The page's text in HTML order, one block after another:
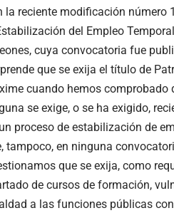
la reciente modificación número
del Empleo
cuya convocatoria fue
que se exija el título de
cuando hemos comprobado
se exige, o se ha exigido,
proceso de estabilización de
tampoco, en ninguna
que se exija, como
de cursos de formación,
a las funciones públicas